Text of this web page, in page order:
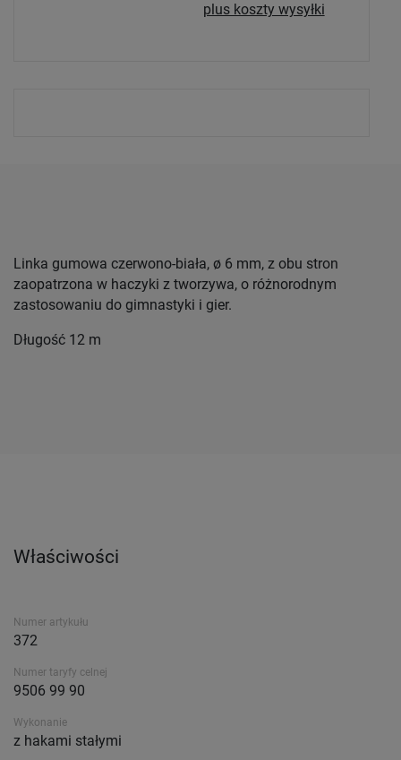
plus koszty wysyłki
Linka gumowa czerwono-biała, ø 6 mm, z obu stron
zaopatrzona w haczyki z tworzywa, o różnorodnym
zastosowaniu do gimnastyki i gier.
Długość 12 m
Właściwości
Numer artykułu
372
Numer taryfy celnej
9506 99 90
Wykonanie
z hakami stałymi